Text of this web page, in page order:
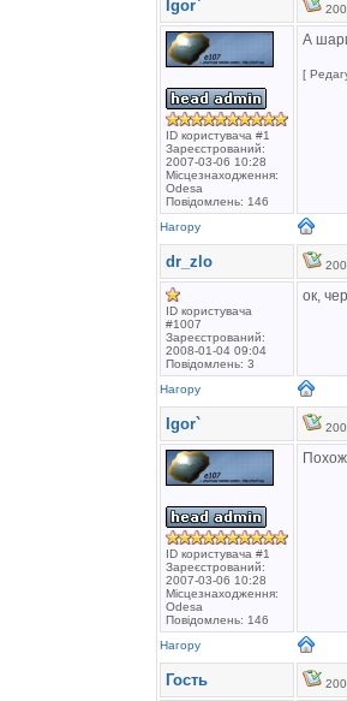
Igor`
ID користувача #1
Зареєстрований:
2007-03-06 10:28
Місцезнаходження:
Odesa
Повідомлень: 146
А
[
Нагору
dr_zlo
ID користувача
#1007
Зареєстрований:
2008-01-04 09:04
Повідомлень: 3
ок,
Нагору
Igor`
ID користувача #1
Зареєстрований:
2007-03-06 10:28
Місцезнаходження:
Odesa
Повідомлень: 146
Нагору
Гость